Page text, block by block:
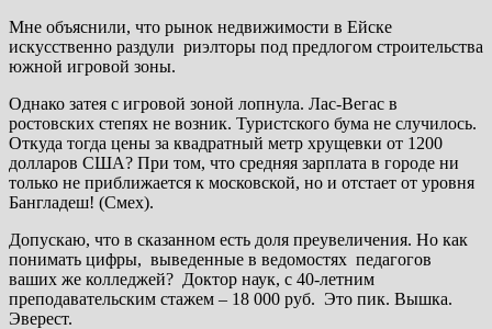
Мне объяснили, что рынок недвижимости в Ейске
искусственно раздули риэлторы под предлогом строительства
южной игровой зоны.
Однако затея с игровой зоной лопнула. Лас-Вегас в
ростовских степях не возник. Туристского бума не случилось.
Откуда тогда цены за квадратный метр хрущевки от 1200
долларов США? При том, что средняя зарплата в городе ни
только не приближается к московской, но и отстает от уровня
Бангладеш! (Смех).
Допускаю, что в сказанном есть доля преувеличения. Но как
понимать цифры, выведенные в ведомостях педагогов
ваших же колледжей? Доктор наук, с 40-летним
преподавательским стажем – 18 000 руб. Это пик. Вышка.
Эверест.